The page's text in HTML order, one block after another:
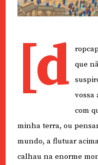
[d
que
vossa
com
minha terra, ou
mundo, a flutuar
calhau na enorme